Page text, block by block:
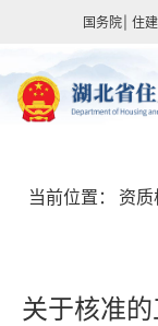
国务院 住
当前位置： 资质
关于核准